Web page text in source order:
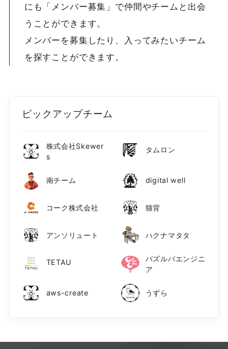
にも「メンバー募集」で仲間やチームと出会
うことができます。
メンバーを募集したり、入ってみたいチーム
を探すことができます。
ピックアップチーム
株式会社Skewer
s
タムロン
南チーム digital well
コーク株式会社 猫背
アンソリュート ハクナマタタ
TETAU
バズルパエンジニ
ア
aws-create うずら